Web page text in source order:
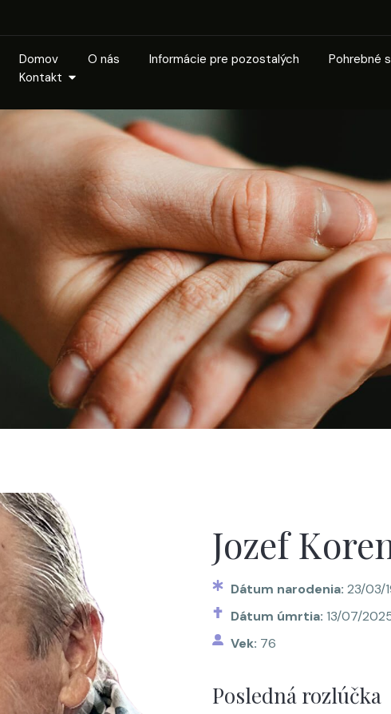
Domov O nás Informácie pre pozostalých
Pohrebné
Kontakt
Jozef
Dátum narodenia: 23/03/
Dátum úmrtia: 13/07/
Vek: 76
Posledná rozlúčka